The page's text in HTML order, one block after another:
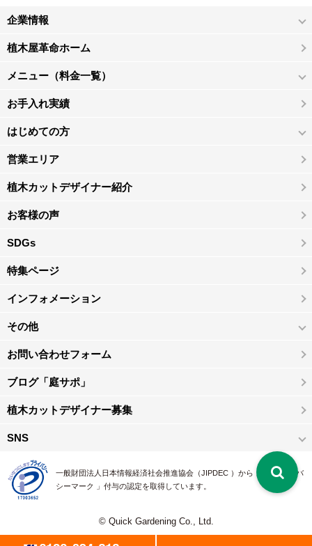
企業情報
植木屋革命ホーム
メニュー（料金一覧）
お手入れ実績
はじめての方
営業エリア
植木カットデザイナー紹介
お客様の声
SDGs
特集ページ
インフォメーション
その他
お問い合わせフォーム
ブログ「庭サポ」
植木カットデザイナー募集
SNS
一般財団法人日本情報経済社会推進協会（JIPDEC ）から 、「 プライバ
シーマーク 」付与の認定を取得しています。
© Quick Gardening Co., Ltd.